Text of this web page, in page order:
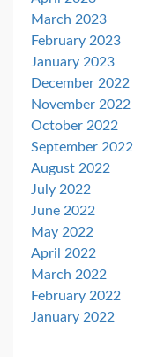
March 2023
February 2023
January 2023
December 2022
November 2022
October 2022
September 2022
August 2022
July 2022
June 2022
May 2022
April 2022
March 2022
February 2022
January 2022